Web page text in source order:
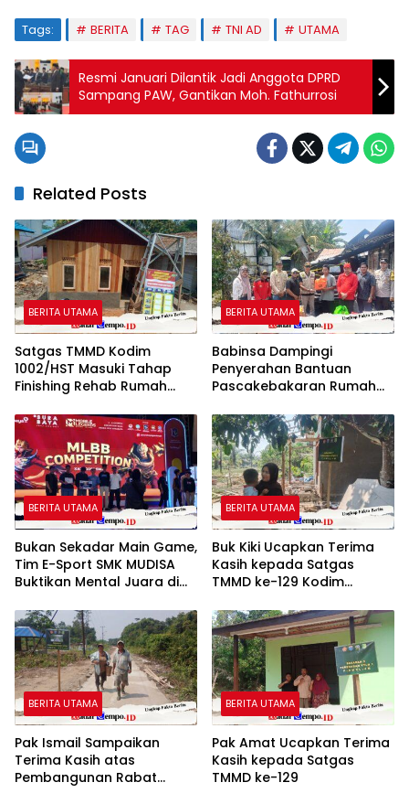
Tags: BERITA TAG TNI AD UTAMA
Resmi Januari Dilantik Jadi Anggota DPRD
Sampang PAW, Gantikan Moh. Fathurrosi
Related Posts
BERITA UTAMA
Satgas TMMD Kodim
1002/HST Masuki Tahap
Finishing Rehab Rumah
BERITA UTAMA
Babinsa Dampingi
Penyerahan Bantuan
Pascakebakaran Rumah
BERITA UTAMA
Bukan Sekadar Main Game,
Tim E-Sport SMK MUDISA
Buktikan Mental Juara di
BERITA UTAMA
Buk Kiki Ucapkan Terima
Kasih kepada Satgas
TMMD ke-129 Kodim
BERITA UTAMA
Pak Ismail Sampaikan
Terima Kasih atas
Pembangunan Rabat
BERITA UTAMA
Pak Amat Ucapkan Terima
Kasih kepada Satgas
TMMD ke-129